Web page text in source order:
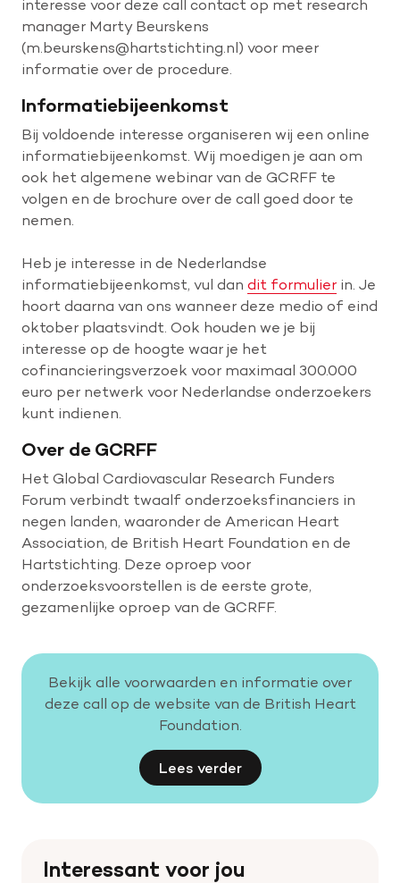
interesse voor deze call contact op met research
manager Marty Beurskens
(m.beurskens@hartstichting.nl) voor meer
informatie over de procedure.
Informatiebijeenkomst
Bij voldoende interesse organiseren wij een online
informatiebijeenkomst. Wij moedigen je aan om
ook het algemene webinar van de GCRFF te
volgen en de brochure over de call goed door te
nemen.
Heb je interesse in de Nederlandse
informatiebijeenkomst, vul dan dit formulier in. Je
hoort daarna van ons wanneer deze medio of eind
oktober plaatsvindt. Ook houden we je bij
interesse op de hoogte waar je het
cofinancieringsverzoek voor maximaal 300.000
euro per netwerk voor Nederlandse onderzoekers
kunt indienen.
Over de GCRFF
Het Global Cardiovascular Research Funders
Forum verbindt twaalf onderzoeksfinanciers in
negen landen, waaronder de American Heart
Association, de British Heart Foundation en de
Hartstichting. Deze oproep voor
onderzoeksvoorstellen is de eerste grote,
gezamenlijke oproep van de GCRFF.
Bekijk alle voorwaarden en informatie over
deze call op de website van de British Heart
Foundation.
Lees verder
Interessant voor jou